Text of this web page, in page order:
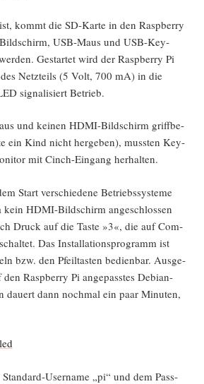
kommt die SD-Kar­te in den Raspber­ry
USB-Maus und USB-Key­
Gestar­tet wird der Raspber­ry Pi
Netz­teils (5 Volt, 700 mA) in die
signa­li­siert Betrieb.
und kei­nen HDMI-Bild­schirm griff­be­
ein Kind nicht her­ge­ben), muss­ten Key­
mit Cinch-Ein­gang herhalten.
Start ver­schie­de­ne Betriebs­sys­te­me
HDMI-Bild­schirm ange­schlos­sen
Druck auf die Tas­te »3«, die auf Com­
Das Instal­la­ti­ons­pro­gramm ist
bzw. den Pfeil­tas­ten bedien­bar. Aus­ge­
Raspber­ry Pi ange­pass­tes Debi­an-
dau­ert dann noch­mal ein paar Minu­ten,
User­na­me „pi“ und dem Pass­